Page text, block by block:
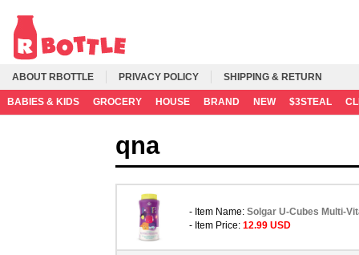
ABOUT RBOTTLE PRIVACY POLICY SHIPPING & RETURN
BABIES & KIDS GROCERY HOUSE BRAND NEW $3STEAL
qna
- Item Name: Solgar U-Cubes Multi-
- Item Price: 12.99 USD